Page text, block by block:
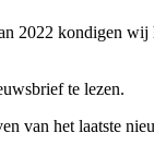
2022 kondigen
te lezen.
van het laatste